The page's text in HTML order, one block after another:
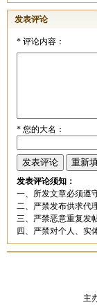
发表评论
*评论内容：
*您的大名：
发表评论须知：
一、所发文章必须遵
二、严禁发布供求代
三、严禁恶意重复发
四、严禁对个人、实
主